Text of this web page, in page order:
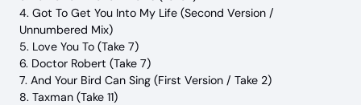
4. Got To Get You Into My Life (Second Version /
Unnumbered Mix)
5. Love You To (Take 7)
6. Doctor Robert (Take 7)
7. And Your Bird Can Sing (First Version / Take 2)
8. Taxman (Take 11)